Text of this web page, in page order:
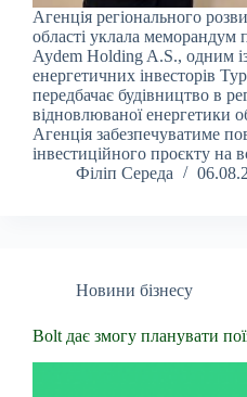
Агенція регіонального
області уклала меморандум
Aydem Holding A.S., одним
енергетичних інвесторів
передбачає будівництво в
відновлюваної енергетики
Агенція забезпечуватиме
інвестиційного проєкту на
Філіп Середа
Новини бізнесу
Bolt дає змогу планувати